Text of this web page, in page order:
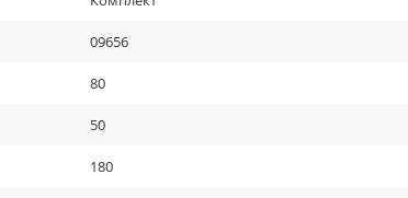
09656
80
50
180